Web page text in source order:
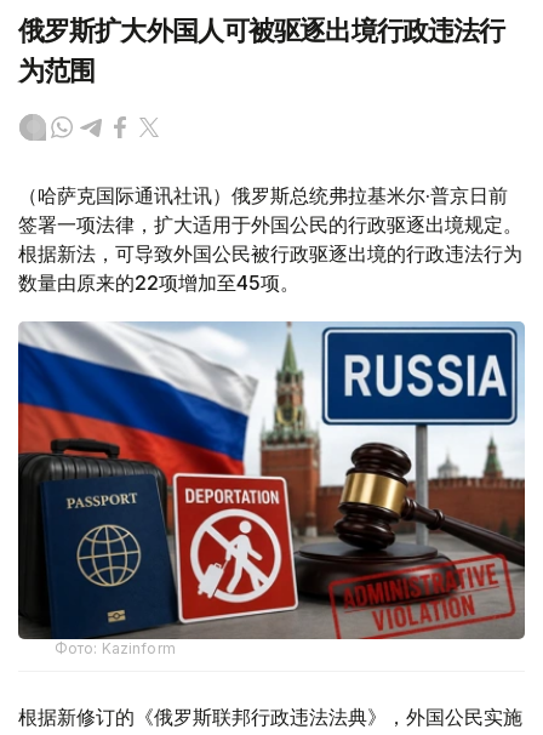
俄罗斯扩大外国人可被驱逐出境行政违法行
为范围
（哈萨克国际通讯社讯）俄罗斯总统弗拉基米尔·普京日前
签署一项法律，扩大适用于外国公民的行政驱逐出境规定。
根据新法，可导致外国公民被行政驱逐出境的行政违法行为
数量由原来的22项增加至45项。
Фото: Kazinform
根据新修订的《俄罗斯联邦行政违法法典》，外国公民实施